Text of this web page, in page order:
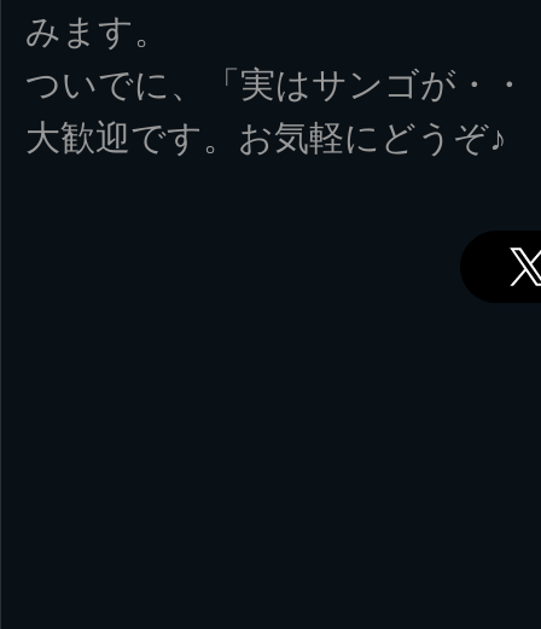
みます。
ついでに、「実はサンゴが・
大歓迎です。お気軽にどうぞ♪